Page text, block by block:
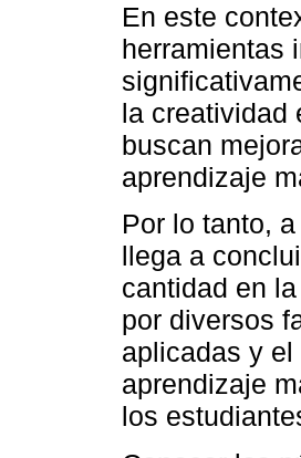
En este
herramientas
la creatividad
buscan
aprendizaje
Por lo tanto,
llega a
cantidad en
por diversos
aplicadas y
aprendizaje
los